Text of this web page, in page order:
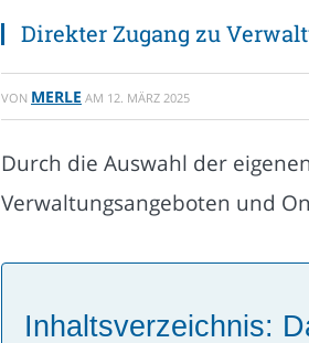
Direkter Zugang zu
VON MERLE AM 12. MÄRZ 2025
Durch die Auswahl der
Verwaltungsangeboten und
Inhaltsverzeichnis: